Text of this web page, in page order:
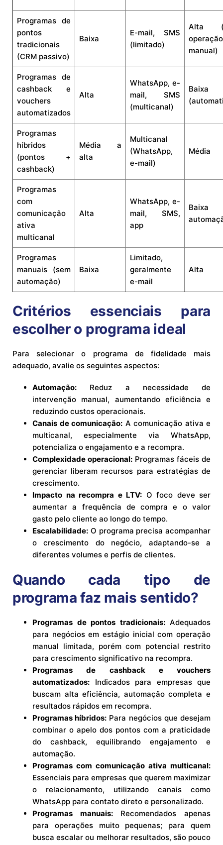
Programas de
pontos
tradicionais
(CRM passivo)
Baixa
E-mail, SMS
(limitado)
Alta
operação
manual)
Programas de
cashback e
vouchers
automatizados
Alta
WhatsApp, e-
mail, SMS
(multicanal)
Baixa
Programas
híbridos
(pontos +
cashback)
Média a
alta
Multicanal
(WhatsApp,
e-mail)
Média
Programas
com
comunicação
ativa
multicanal
Alta
WhatsApp, e-
mail, SMS,
app
Baixa
Programas
manuais (sem
automação)
Baixa
Limitado,
geralmente
e-mail
Alta
Critérios essenciais para
escolher o programa ideal
Para selecionar o programa de fidelidade mais
adequado, avalie os seguintes aspectos:
Automação: Reduz a necessidade de
intervenção manual, aumentando eficiência e
reduzindo custos operacionais.
Canais de comunicação: A comunicação ativa e
multicanal, especialmente via WhatsApp,
potencializa o engajamento e a recompra.
Complexidade operacional: Programas fáceis de
gerenciar liberam recursos para estratégias de
crescimento.
Impacto na recompra e LTV: O foco deve ser
aumentar a frequência de compra e o valor
gasto pelo cliente ao longo do tempo.
Escalabilidade: O programa precisa acompanhar
o crescimento do negócio, adaptando-se a
diferentes volumes e perfis de clientes.
Quando cada tipo de
programa faz mais sentido?
Programas de pontos tradicionais:Adequados
para negócios em estágio inicial com operação
manual limitada, porém com potencial restrito
para crescimento significativo na recompra.
Programas de cashback e vouchers
automatizados: Indicados para empresas que
buscam alta eficiência, automação completa e
resultados rápidos em recompra.
Programas híbridos: Para negócios que desejam
combinar o apelo dos pontos com a praticidade
do cashback, equilibrando engajamento e
automação.
Programas com comunicação ativa multicanal:
Essenciais para empresas que querem maximizar
o relacionamento, utilizando canais como
WhatsApp para contato direto e personalizado.
Programas manuais:Recomendados apenas
para operações muito pequenas; para quem
busca escalar ou melhorar resultados, são pouco